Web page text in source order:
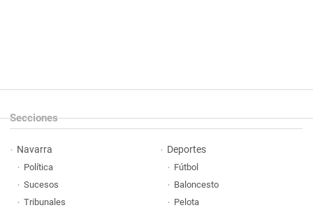
Secciones
Navarra
Política
Sucesos
Tribunales
Deportes
Fútbol
Baloncesto
Pelota